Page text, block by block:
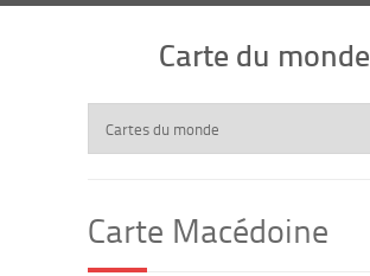
Carte du monde
Carte Macédoine